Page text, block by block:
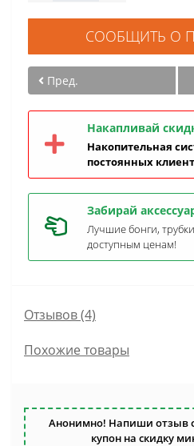
СООБЩИТЬ О
Пред.
Накапливай
Накопительная
постоянных
Забирай
Лучшие бонги,
доступным ценам!
Отзывов (4)
Похожие товары
Анонимно! Напиши отзыв
купон на скидку